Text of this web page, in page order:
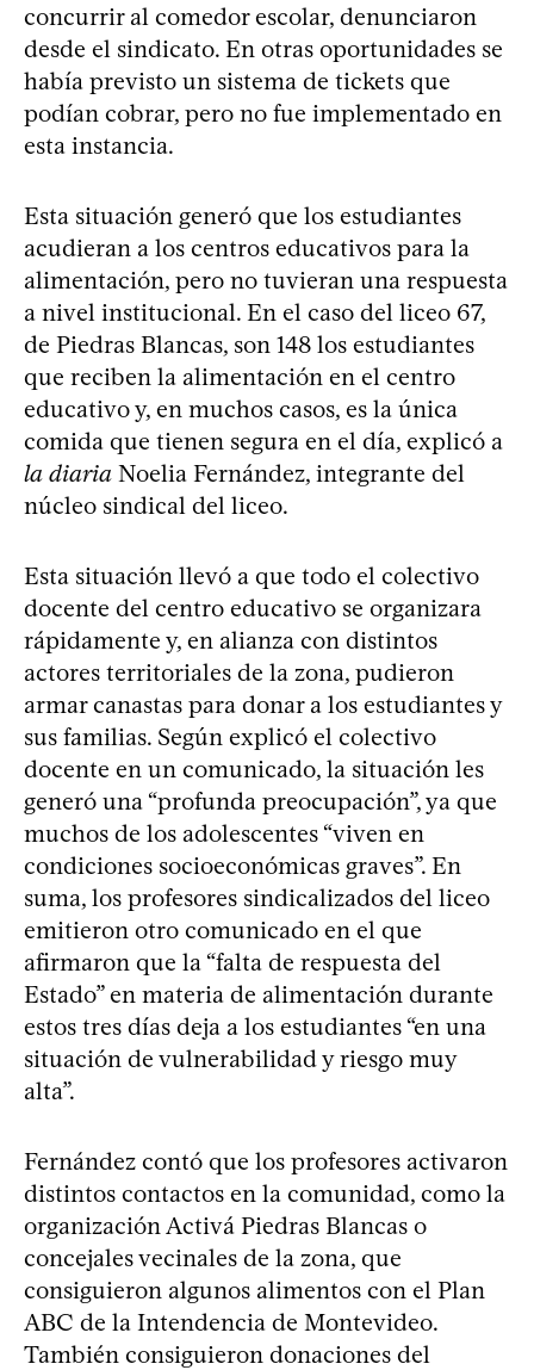
concurrir al comedor escolar, denunciaron
desde el sindicato. En otras oportunidades se
había previsto un sistema de tickets que
podían cobrar, pero no fue implementado en
esta instancia.
Esta situación generó que los estudiantes
acudieran a los centros educativos para la
alimentación, pero no tuvieran una respuesta
a nivel institucional. En el caso del liceo 67,
de Piedras Blancas, son 148 los estudiantes
que reciben la alimentación en el centro
educativo y, en muchos casos, es la única
comida que tienen segura en el día, explicó a
la diaria Noelia Fernández, integrante del
núcleo sindical del liceo.
Esta situación llevó a que todo el colectivo
docente del centro educativo se organizara
rápidamente y, en alianza con distintos
actores territoriales de la zona, pudieron
armar canastas para donar a los estudiantes y
sus familias. Según explicó el colectivo
docente en un comunicado, la situación les
generó una “profunda preocupación”, ya que
muchos de los adolescentes “viven en
condiciones socioeconómicas graves”. En
suma, los profesores sindicalizados del liceo
emitieron otro comunicado en el que
afirmaron que la “falta de respuesta del
Estado” en materia de alimentación durante
estos tres días deja a los estudiantes “en una
situación de vulnerabilidad y riesgo muy
alta”.
Fernández contó que los profesores activaron
distintos contactos en la comunidad, como la
organización Activá Piedras Blancas o
concejales vecinales de la zona, que
consiguieron algunos alimentos con el Plan
ABC de la Intendencia de Montevideo.
También consiguieron donaciones del